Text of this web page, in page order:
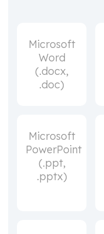
Microsoft
Word
(.docx,
.doc)
Microsoft
PowerPoint
(.ppt,
.pptx)